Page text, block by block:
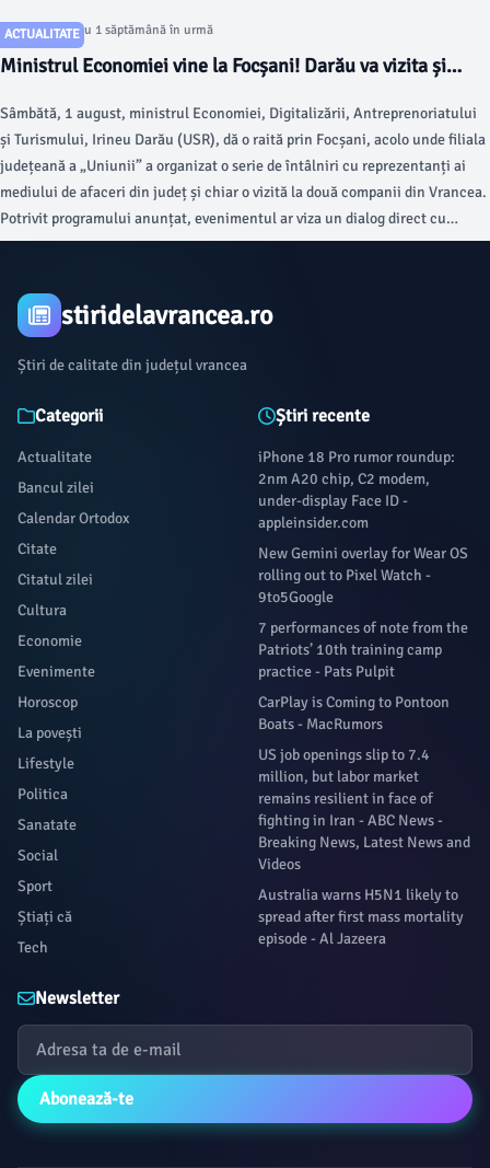
ACTUALITATE
Articol postat cu 1 săptămână în urmă
Ministrul Economiei vine la Focșani! Darău va vizita și
Valentin Rezmeriță
Sâmbătă, 1 august, ministrul Economiei, Digitalizării, Antreprenoriatului
și Turismului, Irineu Darău (USR), dă o raită prin Focșani, acolo unde filiala
județeană a „Uniunii” a organizat o serie de întâlniri cu reprezentanți ai
mediului de afaceri din județ și chiar o vizită la două companii din Vrancea.
Potrivit programului anunțat, evenimentul ar viza un dialog direct cu
antreprenorii vrânceni privind provocările cu care se confruntă,
contribui la crearea unui mediu economic mai competitiv și mai predictibil.
stiridelavrancea.ro
Știri de calitate din județul vrancea
Categorii
Actualitate
Bancul zilei
Calendar Ortodox
Citate
Citatul zilei
Cultura
Economie
Evenimente
Horoscop
La povești
Lifestyle
Politica
Sanatate
Social
Sport
Știați că
Tech
Știri recente
iPhone 18 Pro rumor roundup:
2nm A20 chip, C2 modem,
under-display Face ID -
appleinsider.com
New Gemini overlay for Wear OS
rolling out to Pixel Watch -
9to5Google
7 performances of note from the
Patriots’ 10th training camp
practice - Pats Pulpit
CarPlay is Coming to Pontoon
Boats - MacRumors
US job openings slip to 7.4
million, but labor market
remains resilient in face of
fighting in Iran - ABC News -
Breaking News, Latest News and
Videos
Australia warns H5N1 likely to
spread after first mass mortality
episode - Al Jazeera
Newsletter
Abonează-te